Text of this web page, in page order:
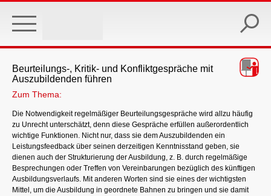
main
Beurteilungs-, Kritik- und Konfliktgespräche mit
Auszubildenden führen
Zum Thema:
Die Notwendigkeit regelmäßiger Beurteilungsgespräche wird allzu häufig
zu Unrecht unterschätzt, denn diese Gespräche erfüllen außerordentlich
wichtige Funktionen. Nicht nur, dass sie dem Auszubildenden ein
Leistungsfeedback über seinen derzeitigen Kenntnisstand geben, sie
dienen auch der Strukturierung der Ausbildung, z. B. durch regelmäßige
Besprechungen oder Treffen von Vereinbarungen bezüglich des künftigen
Ausbildungsverlaufs. Mit anderen Worten sind sie eines der wichtigsten
Mittel, um die Ausbildung in geordnete Bahnen zu bringen und sie damit